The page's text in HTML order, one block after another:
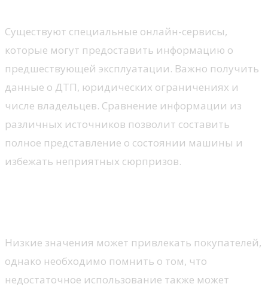
Существуют специальные онлайн-сервисы,
которые могут предоставить информацию о
предшествующей эксплуатации. Важно получить
данные о ДТП, юридических ограничениях и
числе владельцев. Сравнение информации из
различных источников позволит составить
полное представление о состоянии машины и
избежать неприятных сюрпризов.
Низкие значения может привлекать покупателей,
однако необходимо помнить о том, что
недостаточное использование также может